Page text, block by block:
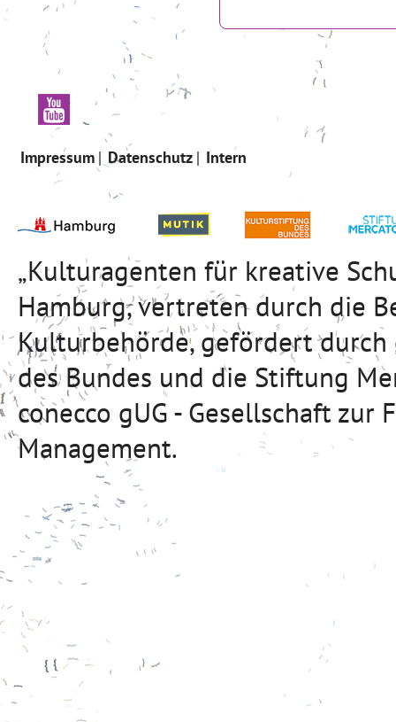
Impressum Datenschutz Intern
„Kulturagenten für kreative
Hamburg, vertreten durch die
Kulturbehörde, gefördert
des Bundes und die Stiftung
conecco gUG - Gesellschaft
Management.